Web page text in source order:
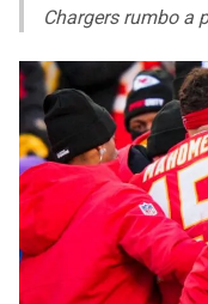
LIGA BETPLAY
OTRAS LIGAS
STEELERS
TEXANS
COLTS
JAGUARS
HORNETS
HEAT
MAGIC
WIZARDS
Chargers rumbo a